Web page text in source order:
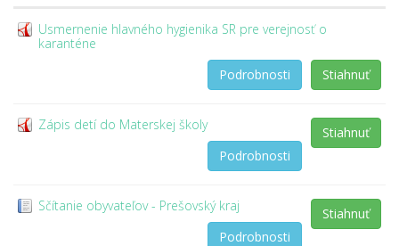
Usmernenie hlavného hygienika SR pre verejnosť o
karanténe
Stiahnuť
Podrobnosti
Zápis detí do Materskej školy
Stiahnuť
Podrobnosti
Sčítanie obyvateľov - Prešovský kraj
Stiahnuť
Podrobnosti